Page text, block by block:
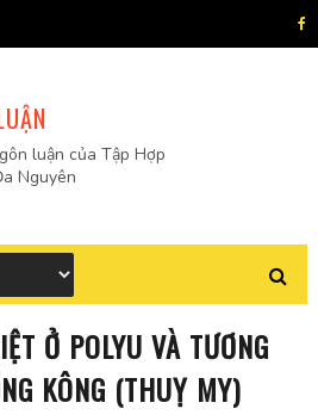
luận của Tập Hợp
Nguyên
Ở POLYU VÀ TƯƠNG
KÔNG (THUỴ MY)